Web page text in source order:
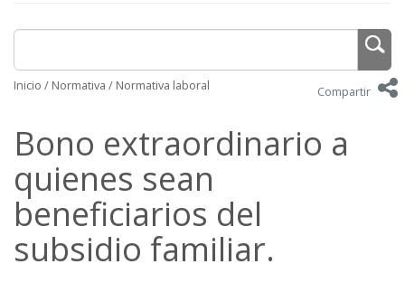
Inicio / Normativa / Normativa laboral Compartir
Bono extraordinario a
quienes sean
beneficiarios del
subsidio familiar.